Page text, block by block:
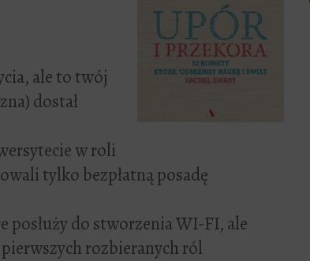
ale to twój
dostał
w roli
tylko bezpłatną posadę
posłuży do stworzenia WI-FI, ale
rozbieranych ról